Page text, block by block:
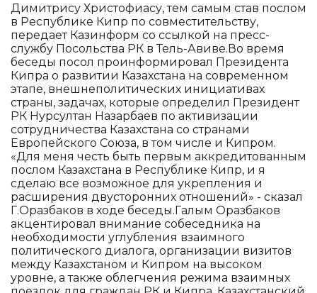
Димитрису Христофиасу, тем самым став послом
в Республике Кипр по совместительству,
передает Казинформ со ссылкой на пресс-
службу Посольства РК в Тель-Авиве.Во время
беседы посол проинформировал Президента
Кипра о развитии Казахстана на современном
этапе, внешнеполитических инициативах
страны, задачах, которые определил Президент
РК Нурсултан Назарбаев по активизации
сотрудничества Казахстана со странами
Европейского Союза, в том числе и Кипром.
«Для меня честь быть первым аккредитованным
послом Казахстана в Республике Кипр, и я
сделаю все возможное для укрепления и
расширения двусторонних отношений» - сказал
Г.Оразбаков в ходе беседы.Галым Оразбаков
акцентировал внимание собеседника на
необходимости углубления взаимного
политического диалога, организации визитов
между Казахстаном и Кипром на высоком
уровне, а также облегчения режима взаимных